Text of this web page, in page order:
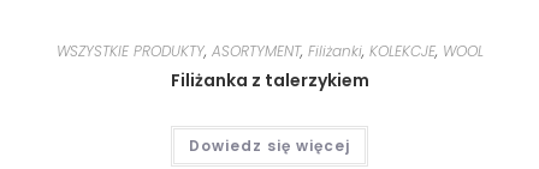
WSZYSTKIE PRODUKTY, ASORTYMENT, Filiżanki, KOLEKCJE, WOOL
Filiżanka z talerzykiem
Dowiedz się więcej